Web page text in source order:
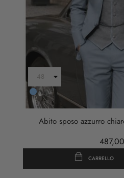
AZZURRO
Abito sposo azzurro
CARRELLO